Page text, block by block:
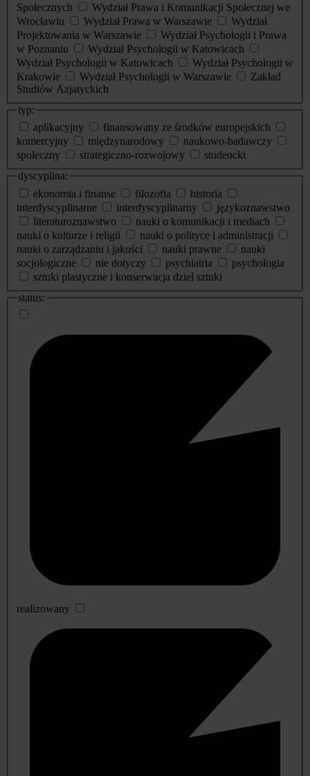
Społecznych
Wydział Prawa i Komunikacji Społecznej we
Wrocławiu
Wydział Prawa w Warszawie
Wydział
Projektowania w Warszawie
Wydział Psychologii i Prawa
w Poznaniu
Wydział Psychologii w Katowicach
Wydział Psychologii w Katowicach
Wydział Psychologii w
Krakowie
Wydział Psychologii w Warszawie
Zakład
Studiów Azjatyckich
typ:
aplikacyjny
finansowany ze środków europejskich
komercyjny
międzynarodowy
naukowo-badawczy
społeczny
strategiczno-rozwojowy
studencki
dyscyplina:
ekonomia i finanse
filozofia
historia
interdyscyplinarne
interdyscyplinarny
językoznawstwo
literaturoznawstwo
nauki o komunikacji i mediach
nauki o kulturze i religii
nauki o polityce i administracji
nauki o zarządzaniu i jakości
nauki prawne
nauki
socjologiczne
nie dotyczy psychiatria
psychologia
sztuki plastyczne i konserwacja dzieł sztuki
status:
realizowany